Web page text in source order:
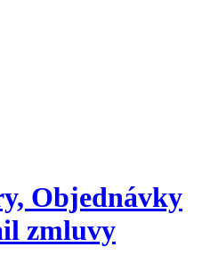
Objednávky
zmluvy